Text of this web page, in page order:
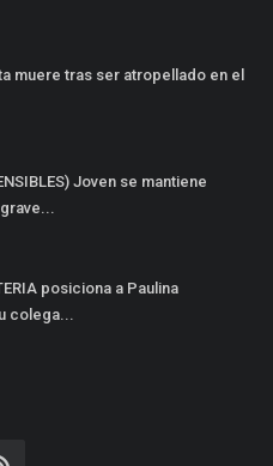
muere tras ser atropellado en el
Joven se mantiene
posiciona a Paulina
colega...